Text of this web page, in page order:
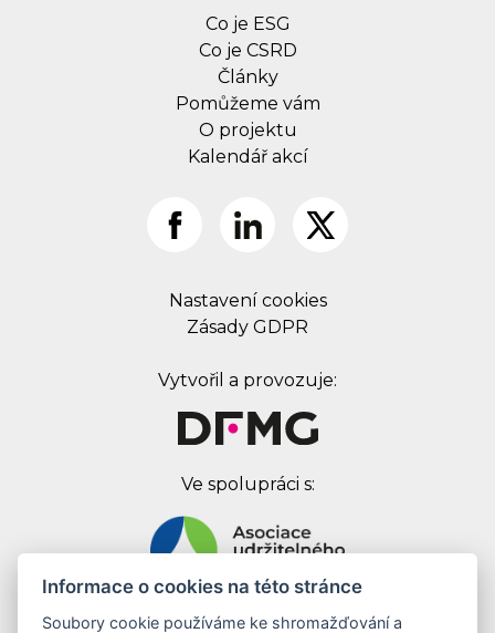
Co je ESG
Co je CSRD
Články
Pomůžeme vám
O projektu
Kalendář akcí
Nastavení cookies
Zásady GDPR
Vytvořil a provozuje:
Ve spolupráci s:
Digital First Marketing Group s.r.o.
Informace o cookies na této stránce
Soubory cookie používáme ke shromažďování a